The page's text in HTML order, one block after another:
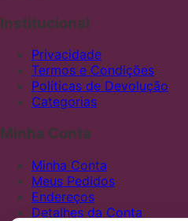
Institucional
Privacidade
Termos e Condições
Políticas de Devolução
Categorias
Minha Conta
Minha Conta
Meus Pedidos
Endereços
Detalhes da Conta